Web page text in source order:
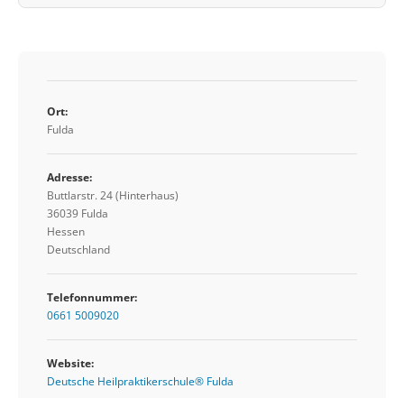
Ort:
Fulda
Adresse:
Buttlarstr. 24 (Hinterhaus)
36039 Fulda
Hessen
Deutschland
Telefonnummer:
0661 5009020
Website:
Deutsche Heilpraktikerschule® Fulda